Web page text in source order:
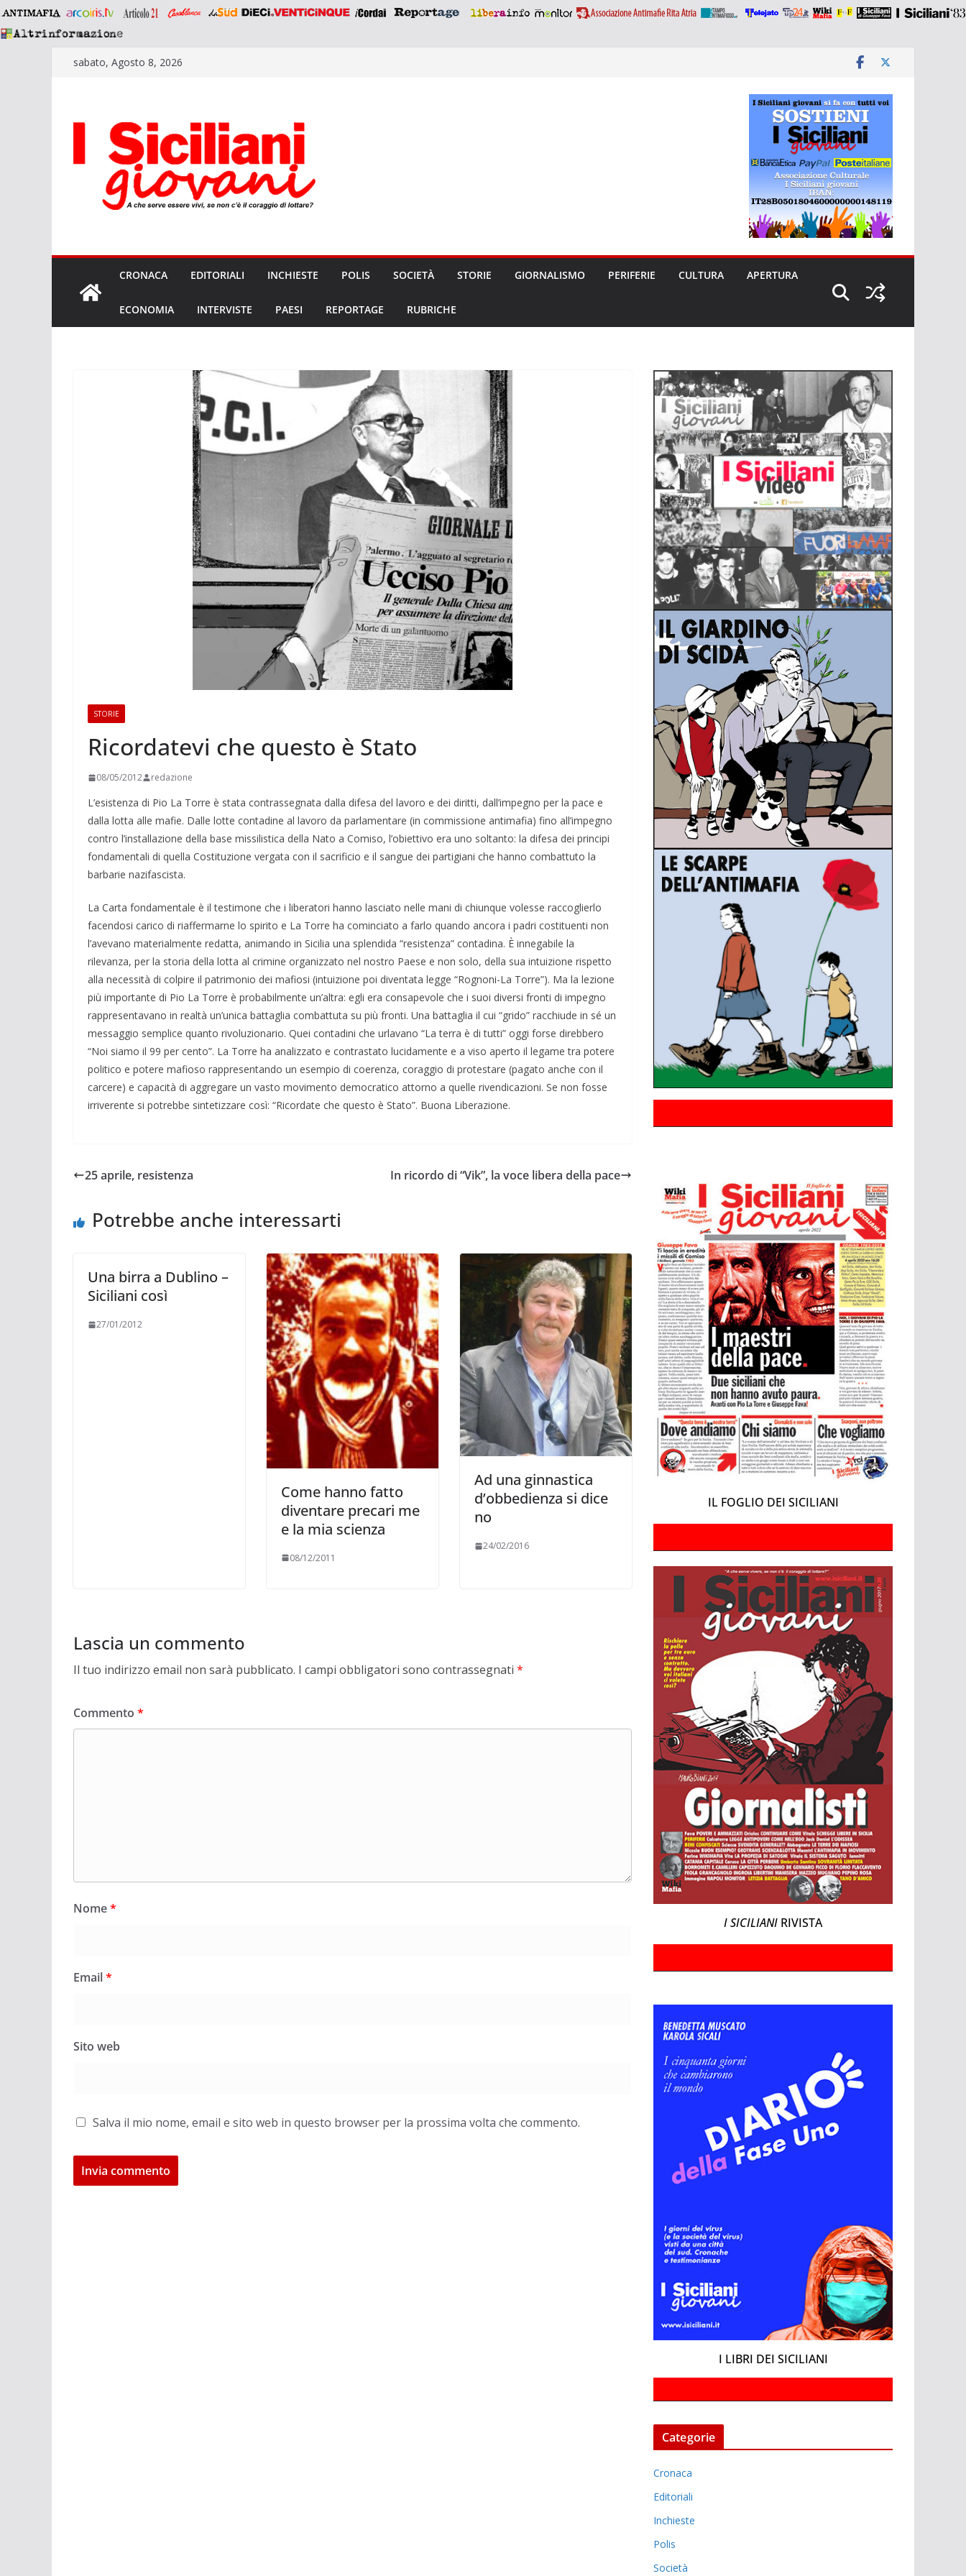
Saltasabato, Agosto 8, 2026
CRONACA EDITORIALI INCHIESTE POLIS SOCIETÀ STORIE GIORNALISMO PERIFERIE CULTURA APERTURA
ECONOMIA INTERVISTE PAESI REPORTAGE RUBRICHE
STORIE
Ricordatevi che questo è Stato
08/05/2012 redazione
L’esistenza di Pio La Torre è stata contrassegnata dalla difesa del lavoro e dei diritti, dall’impegno per la pace e
dalla lotta alle mafie. Dalle lotte contadine al lavoro da parlamentare (in commissione antimafia) fino all’impegno
contro l’installazione della base missilistica della Nato a Comiso, l’obiettivo era uno soltanto: la difesa dei principi
fondamentali di quella Costituzione vergata con il sacrificio e il sangue dei partigiani che hanno combattuto la
barbarie nazifascista.
La Carta fondamentale è il testimone che i liberatori hanno lasciato nelle mani di chiunque volesse raccoglierlo
facendosi carico di riaffermarne lo spirito e La Torre ha cominciato a farlo quando ancora i padri costituenti non
l’avevano materialmente redatta, animando in Sicilia una splendida “resistenza” contadina. È innegabile la
rilevanza, per la storia della lotta al crimine organizzato nel nostro Paese e non solo, della sua intuizione rispetto
alla necessità di colpire il patrimonio dei mafiosi (intuizione poi diventata legge “Rognoni-La Torre”). Ma la lezione
più importante di Pio La Torre è probabilmente un’altra: egli era consapevole che i suoi diversi fronti di impegno
rappresentavano in realtà un’unica battaglia combattuta su più fronti. Una battaglia il cui “grido” racchiude in sé un
messaggio semplice quanto rivoluzionario. Quei contadini che urlavano “La terra è di tutti” oggi forse direbbero
“Noi siamo il 99 per cento”. La Torre ha analizzato e contrastato lucidamente e a viso aperto il legame tra potere
politico e potere mafioso rappresentando un esempio di coerenza, coraggio di protestare (pagato anche con il
carcere) e capacità di aggregare un vasto movimento democratico attorno a quelle rivendicazioni. Se non fosse
irriverente si potrebbe sintetizzare così: “Ricordate che questo è Stato”. Buona Liberazione.
25 aprile, resistenza In ricordo di “Vik”, la voce libera della pace
Potrebbe anche interessarti
Una birra a Dublino –
Siciliani così
27/01/2012
Come hanno fatto
diventare precari me
e la mia scienza
08/12/2011
Ad una ginnastica
d’obbedienza si dice
no
24/02/2016
Lascia un commento
Il tuo indirizzo email non sarà pubblicato. I campi obbligatori sono contrassegnati *
Commento *
Nome*
Email*
Sito web
Salva il mio nome, email e sito web in questo browser per la prossima volta che commento.
IL FOGLIO DEI SICILIANI
I SICILIANI RIVISTA
I LIBRI DEI SICILIANI
Categorie
Cronaca
Editoriali
Inchieste
Polis
Società